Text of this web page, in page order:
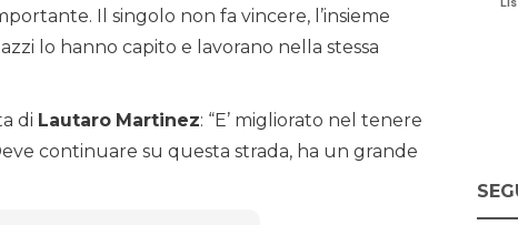
Il singolo non fa vincere, l’insieme
lo hanno capito e lavorano nella stessa
di Lautaro Martinez: “E’ migliorato nel tenere
continuare su questa strada, ha un grande